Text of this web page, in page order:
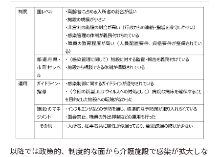
以降では政策的、制度的な面から介護施設で感染が拡大しな